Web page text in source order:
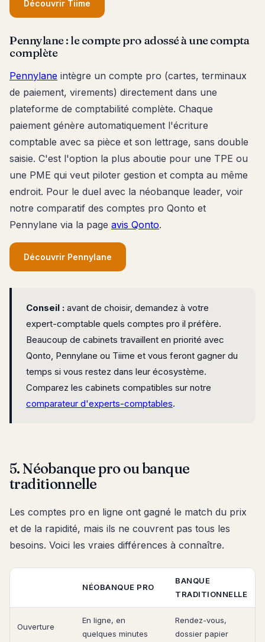
Découvrir Tiime
Pennylane : le compte pro adossé à une compta
complète
Pennylane intègre un compte pro (cartes, terminaux
de paiement, virements) directement dans une
plateforme de comptabilité complète. Chaque
paiement génère automatiquement l'écriture
comptable avec sa pièce et son lettrage, sans double
saisie. C'est l'option la plus aboutie pour une TPE ou
une PME qui veut piloter gestion et compta au même
endroit. Pour le duel avec la néobanque leader, voir
notre comparatif des comptes pro Qonto et
Pennylane via la page avis Qonto.
Découvrir Pennylane
Conseil : avant de choisir, demandez à votre
expert-comptable quels comptes pro il préfère.
Beaucoup de cabinets travaillent en priorité avec
Qonto, Pennylane ou Tiime et vous feront gagner du
temps si vous restez dans leur écosystème.
Comparez les cabinets compatibles sur notre
comparateur d'experts-comptables.
5. Néobanque pro ou banque
traditionnelle
Les comptes pro en ligne ont gagné le match du prix
et de la rapidité, mais ils ne couvrent pas tous les
besoins. Voici les vraies différences à connaître.
NÉOBANQUE PRO
BANQUE
TRADITIONNELLE
Ouverture
En ligne, en
quelques minutes
Rendez-vous,
dossier papier